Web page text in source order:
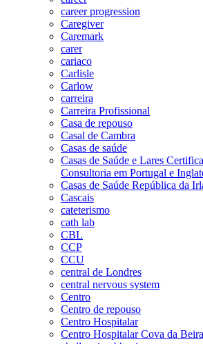
career progression
Caregiver
Caremark
carer
cariaco
Carlisle
Carlow
carreira
Carreira Profissional
Casa de repouso
Casal de Cambra
Casas de saúde
Casas de Saúde e Lares
Consultoria em Portugal e
Casas de Saúde República da
Cascais
cateterismo
cath lab
CBL
CCP
CCU
central de Londres
central nervous system
Centro
Centro de repouso
Centro Hospitalar
Centro Hospitalar Cova da Beira